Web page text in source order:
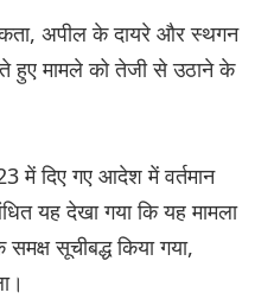
अपील के दायरे और स्थगन
हुए मामले को तेजी से उठाने के
में दिए गए आदेश में वर्तमान
यह देखा गया कि यह मामला
सूचीबद्ध किया गया,